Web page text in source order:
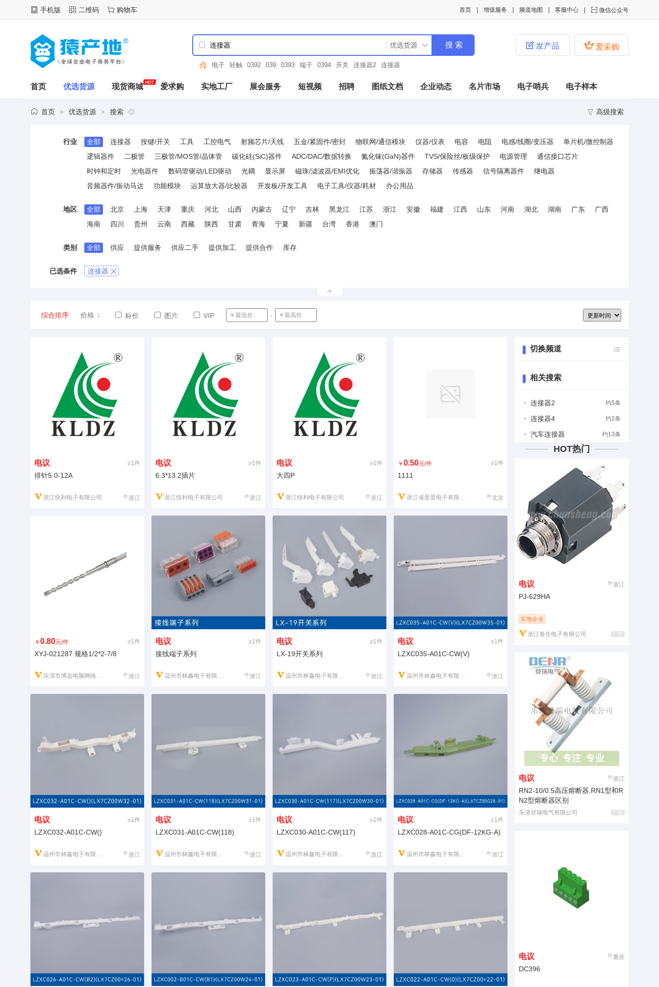
手机版 二维码 购物车  微信公众号
客服中心
频道地图
增值服务
首页
电子 轻触 0392 039 0393 端子 0394 开关 连接器2 连接器
 爱采购
 发产品
首页 优选货源 现货商城 爱求购 实地工厂 展会服务 短视频 招聘 图纸文档 企业动态 名片市场 电子哨兵 电子样本
高级搜索
首页 > 优选货源 > 搜索
行业 全部 连接器 按键/开关 工具 工控电气 射频芯片/天线 五金/紧固件/密封 物联网/通信模块 仪器/仪表 电容 电阻 电感/线圈/变压器
单片机/微控制器
逻辑器件
二极管 三极管/MOS管/晶体管 碳化硅(SiC)器件 ADC/DAC/数据转换 氮化镓(GaN)器件 TVS/保险丝/板级保护 电源管理
通信接口芯片
时钟和定时
光电器件 数码管驱动/LED驱动 光耦 显示屏 磁珠/滤波器/EMI优化 振荡器/谐振器 存储器 传感器 信号隔离器件
继电器
音频器件/振动马达
功能模块 运算放大器/比较器 开发板/开发工具 电子工具/仪器/耗材 办公用品
地区 全部 北京 上海 天津 重庆 河北 山西 内蒙古 辽宁 吉林 黑龙江 江苏 浙江 安徽 福建 江西 山东 河南 湖北 湖南 广东
广西
海南
四川 贵州 云南 西藏 陕西 甘肃 青海 宁夏 新疆 台湾 香港 澳门
类别 全部 供应 提供服务 供应二手 提供加工 提供合作 库存
已选条件 连接器
综合排序 价格 标价 图片 VIP -
电议 ≥1件
排针5.0-12A
浙江快利电子有限公司 浙江
电议 ≥1件
6.3*13.2插片
浙江快利电子有限公司 浙江
电议 ≥1件
大四P
浙江快利电子有限公司 浙江
￥ 0.50元/件 ≥1件
1111
浙江省蛋蛋电子有限公司 北京
￥ 0.80元/件 ≥1件
XYJ-021287 规格1/2*2-7/8
乐清市博远电脑网络工程有限公司 浙江
电议 ≥1件
接线端子系列
温州市林鑫电子有限公司 浙江
电议 ≥1件
LX-19开关系列
温州市林鑫电子有限公司 浙江
电议 ≥1件
LZXC035-A01C-CW(V)
温州市林鑫电子有限公司 浙江
电议 ≥1件
LZXC032-A01C-CW()
温州市林鑫电子有限公司 浙江
电议 ≥1件
LZXC031-A01C-CW(118)
温州市林鑫电子有限公司 浙江
电议 ≥1件
LZXC030-A01C-CW(117)
温州市林鑫电子有限公司 浙江
电议 ≥1件
LZXC028-A01C-CG(DF-12KG-A)
温州市林鑫电子有限公司 浙江
切换频道
相关搜索
约5条
连接器2
约2条
连接器4
约13条
汽车连接器
HOT热门
电议 浙江
PJ-629HA
实地企业
浙江春生电子有限公司 广告
电议 浙江
RN2-10/0.5高压熔断器,RN1型和R
N2型熔断器区别
乐清登瑞电气有限公司 广告
电议 重庆
DC396